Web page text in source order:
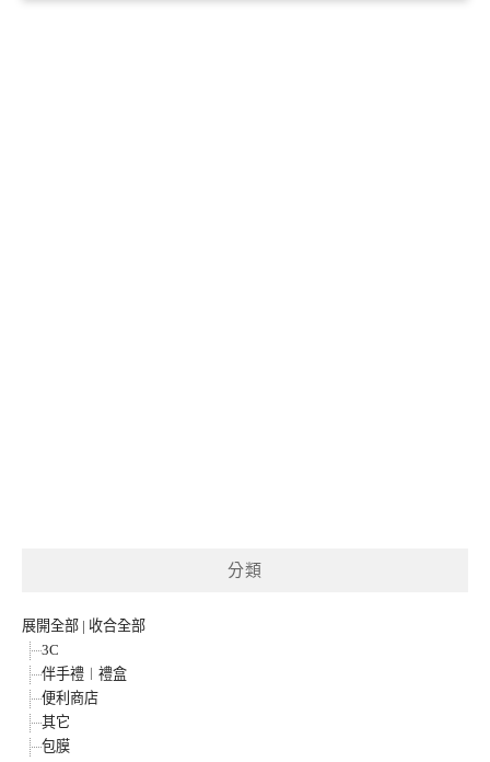
分類
展開全部 | 收合全部
3C
伴手禮︱禮盒
便利商店
其它
包膜